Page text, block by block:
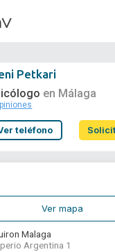
Soporte
Petkari
en Málaga
teléfono
Ver mapa
Malaga
Argentina 1